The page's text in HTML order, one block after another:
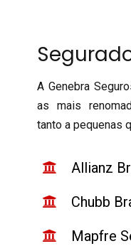
A Genebra
as mais
tanto a pequenas
Allianz
Chubb
Mapfre